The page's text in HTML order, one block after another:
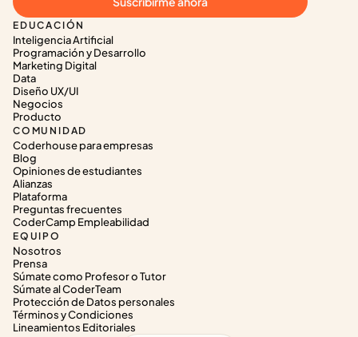
EDUCACIÓN
Inteligencia Artificial
Programación y Desarrollo
Marketing Digital
Data
Diseño UX/UI
Negocios
Producto
COMUNIDAD
Coderhouse para empresas
Blog
Opiniones de estudiantes
Alianzas
Plataforma
Preguntas frecuentes
CoderCamp Empleabilidad
EQUIPO
Nosotros
Prensa
Súmate como Profesor o Tutor
Súmate al CoderTeam
Protección de Datos personales
Términos y Condiciones
Lineamientos Editoriales